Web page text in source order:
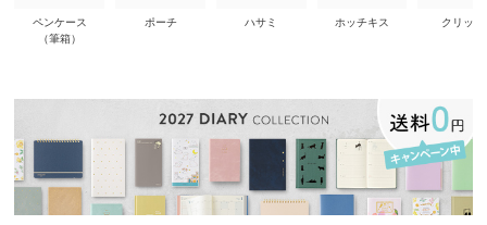
ペンケース
（筆箱）
ポーチ ハサミ ホッチキス クリップ